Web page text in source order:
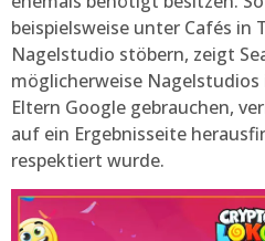
beispielsweise unter Cafés
Nagelstudio stöbern, zeigt
möglicherweise Nagelstudios
Eltern Google gebrauchen,
auf ein Ergebnisseite
respektiert wurde.